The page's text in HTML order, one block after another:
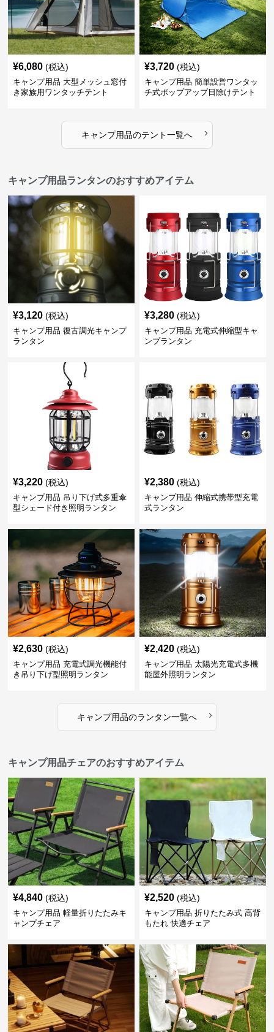
¥6,080 (税込)
キャンプ用品 大型メッシュ窓付
き家族用ワンタッチテント
¥3,720 (税込)
キャンプ用品 簡単設営ワンタッ
チ式ポップアップ日除けテント
キャンプ用品のテント一覧へ ›
キャンプ用品ランタンのおすすめアイテム
¥3,120 (税込)
キャンプ用品 復古調光キャンプ
ランタン
¥3,280 (税込)
キャンプ用品 充電式伸縮型キャ
ンプランタン
¥3,220 (税込)
キャンプ用品 吊り下げ式多重傘
型シェード付き照明ランタン
¥2,380 (税込)
キャンプ用品 伸縮式携帯型充電
式ランタン
¥2,630 (税込)
キャンプ用品 充電式調光機能付
き吊り下げ型照明ランタン
¥2,420 (税込)
キャンプ用品 太陽光充電式多機
能屋外照明ランタン
キャンプ用品のランタン一覧へ ›
キャンプ用品チェアのおすすめアイテム
¥4,840 (税込)
キャンプ用品 軽量折りたたみキ
ャンプチェア
¥2,520 (税込)
キャンプ用品 折りたたみ式 高背
もたれ 快適チェア